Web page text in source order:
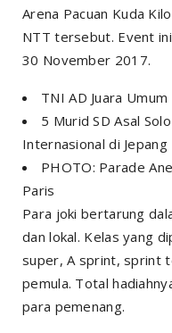
Arena Pacuan Kuda
NTT tersebut. Event
30 November 2017.
TNI AD Juara
5 Murid SD Asal
Internasional di Jepang
PHOTO: Parade
Paris
Para joki bertarung
dan lokal. Kelas yang
super, A sprint, sprint
pemula. Total
para pemenang.